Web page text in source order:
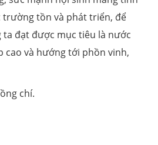
trường tồn và phát triển, để
ta đạt được mục tiêu là nước
cao và hướng tới phồn vinh,
chí.